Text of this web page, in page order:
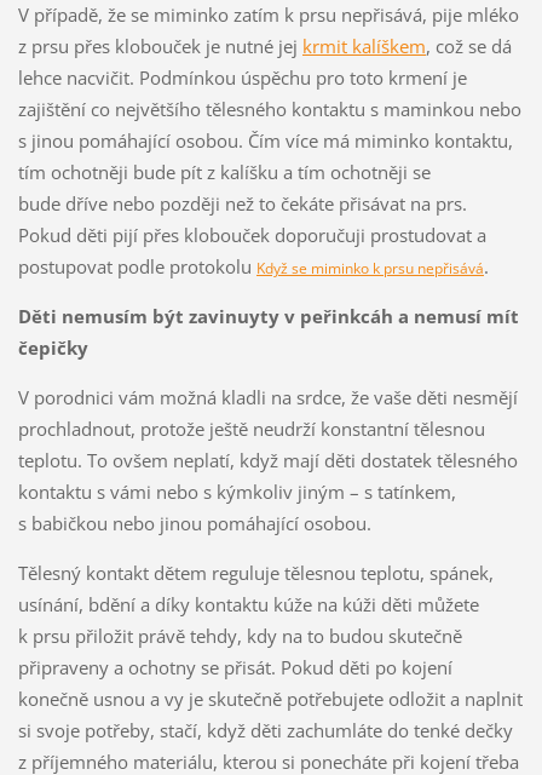
V případě, že se miminko zatím k prsu nepřisává, pije mléko
z prsu přes klobouček je nutné jej krmit kalíškem, což se dá
lehce nacvičit. Podmínkou úspěchu pro toto krmení je
zajištění co největšího tělesného kontaktu s maminkou nebo
s jinou pomáhající osobou. Čím více má miminko kontaktu,
tím ochotněji bude pít z kalíšku a tím ochotněji se
bude dříve nebo později než to čekáte přisávat na prs.
Pokud děti pijí přes klobouček doporučuji prostudovat a
postupovat podle protokolu Když se miminko k prsu nepřisává.
Děti nemusím být zavinuyty v peřinkcáh a nemusí mít
čepičky
V porodnici vám možná kladli na srdce, že vaše děti nesmějí
prochladnout, protože ještě neudrží konstantní tělesnou
teplotu. To ovšem neplatí, když mají děti dostatek tělesného
kontaktu s vámi nebo s kýmkoliv jiným – s tatínkem,
s babičkou nebo jinou pomáhající osobou.
Tělesný kontakt dětem reguluje tělesnou teplotu, spánek,
usínání, bdění a díky kontaktu kúže na kúži děti můžete
k prsu přiložit právě tehdy, kdy na to budou skutečně
připraveny a ochotny se přisát. Pokud děti po kojení
konečně usnou a vy je skutečně potřebujete odložit a naplnit
si svoje potřeby, stačí, když děti zachumláte do tenké dečky
z příjemného materiálu, kterou si ponecháte při kojení třeba